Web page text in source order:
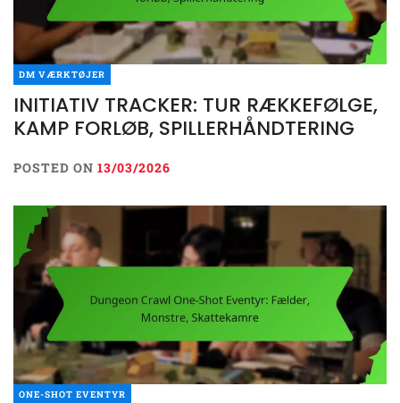
DM VÆRKTØJER
INITIATIV TRACKER: TUR RÆKKEFØLGE,
KAMP FORLØB, SPILLERHÅNDTERING
POSTED ON 13/03/2026
ONE-SHOT EVENTYR